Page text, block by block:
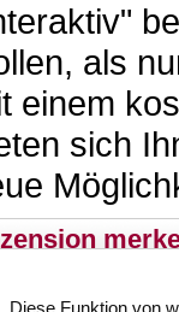
als
einem
sich
Diese Funktion von